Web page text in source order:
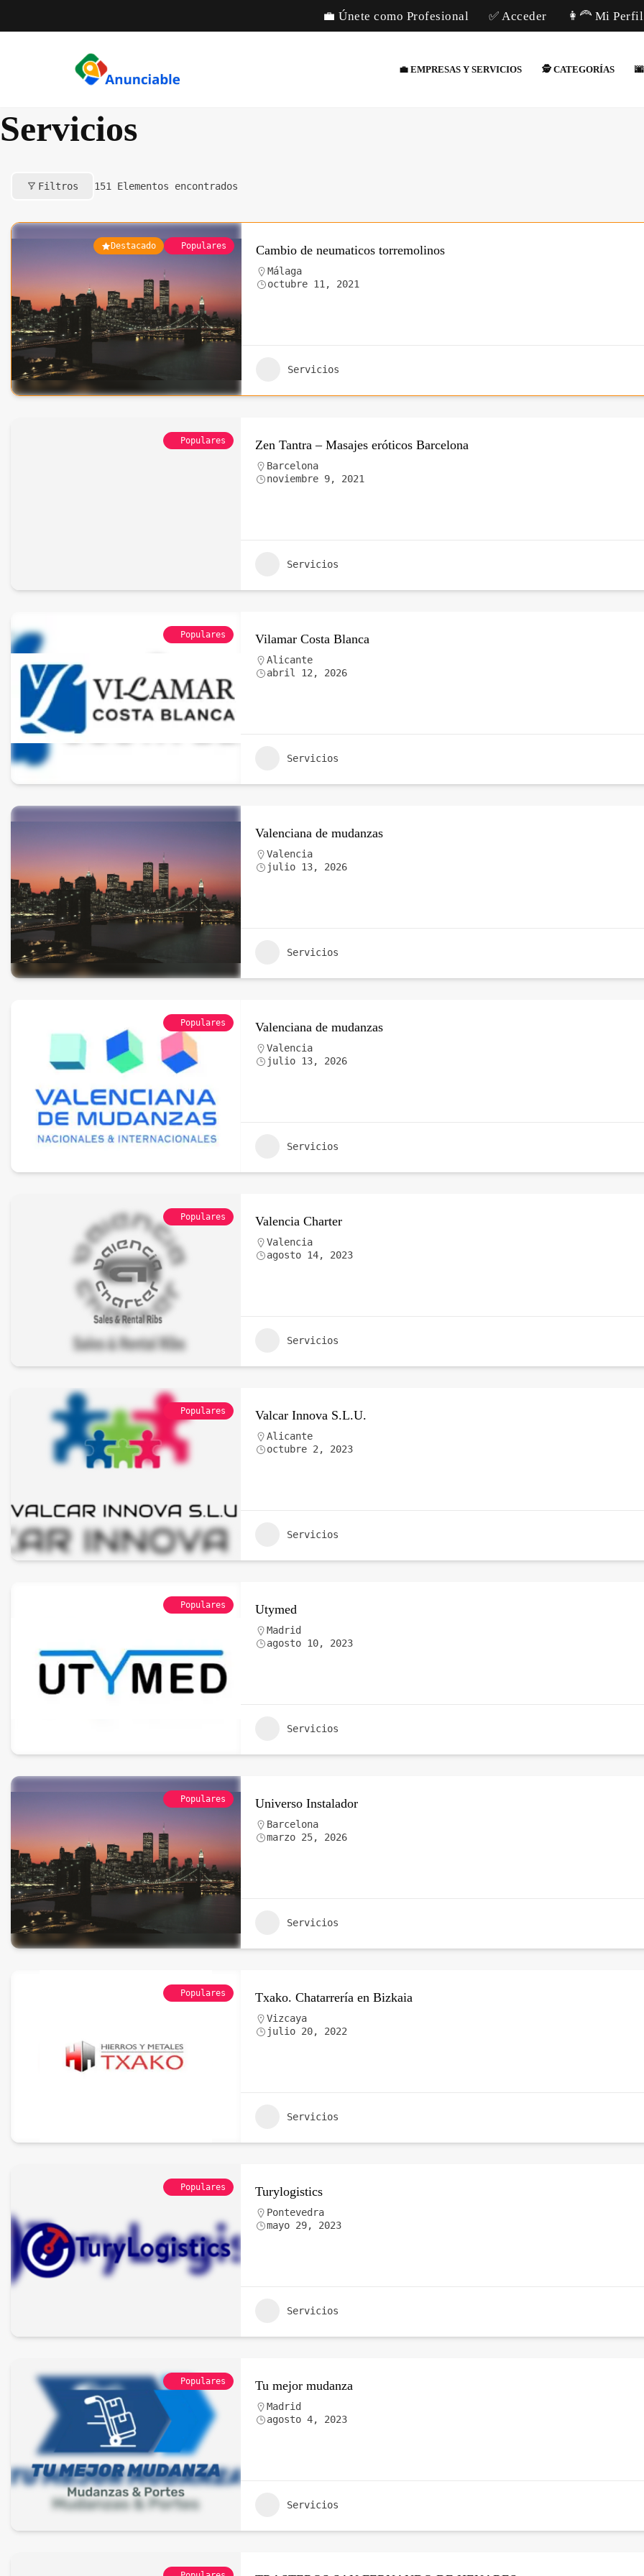
💼 Únete como Profesional ✅ Acceder 👩‍🦰 Mi Perfil
💼 EMPRESAS Y SERVICIOS 🕵️ CATEGORÍAS
Servicios
Filtros 151 Elementos encontrados
Destacado Populares Cambio de neumaticos torremolinos
Málaga
octubre 11, 2021
Servicios
Populares Zen Tantra – Masajes eróticos Barcelona
Barcelona
noviembre 9, 2021
Servicios
Populares Vilamar Costa Blanca
Alicante
abril 12, 2026
Servicios
Valenciana de mudanzas
Valencia
julio 13, 2026
Servicios
Populares Valenciana de mudanzas
Valencia
julio 13, 2026
Servicios
Populares Valencia Charter
Valencia
agosto 14, 2023
Servicios
Populares Valcar Innova S.L.U.
Alicante
octubre 2, 2023
Servicios
Populares Utymed
Madrid
agosto 10, 2023
Servicios
Populares Universo Instalador
Barcelona
marzo 25, 2026
Servicios
Populares Txako. Chatarrería en Bizkaia
Vizcaya
julio 20, 2022
Servicios
Populares Turylogistics
Pontevedra
mayo 29, 2023
Servicios
Populares Tu mejor mudanza
Madrid
agosto 4, 2023
Servicios